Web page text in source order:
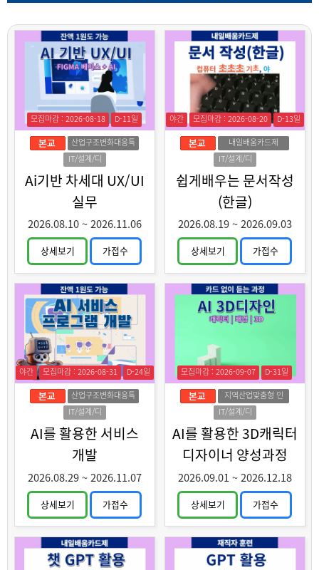
모집마감 : 2026-08-18
D-11일
산업구조변화대응특
화훈련
IT/설계/디
자인
Ai기반 차세대 UX/UI
실무
2026.08.10~2026.11.06
상세보기 가접수
야간 모집마감 : 2026-08-20
D-13일
내일배움카드제
IT/설계/디
자인
쉽게배우는 문서작성
(한글)
2026.08.19~2026.09.03
상세보기 가접수
야간 모집마감 : 2026-08-31
D-24일
산업구조변화대응특
화훈련
IT/설계/디
자인
AI를 활용한 서비스
개발
2026.08.29~2026.11.07
상세보기 가접수
모집마감 : 2026-09-07
D-31일
지역산업맞춤형 인
력양성
IT/설계/디
자인
AI를 활용한 3D캐릭터
디자이너 양성과정
2026.09.01~2026.12.18
상세보기 가접수